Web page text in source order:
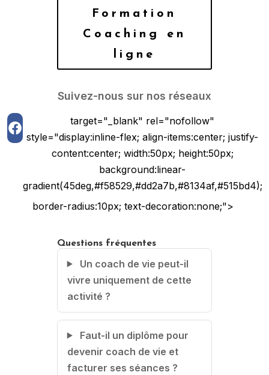
Formation
Coaching en
ligne
Suivez-nous sur nos réseaux
target="_blank" rel="nofollow"
style="display:inline-flex; align-items:center; justify-
content:center; width:50px; height:50px;
background:linear-
gradient(45deg,#f58529,#dd2a7b,#8134af,#515bd4);
border-radius:10px; text-decoration:none;">
Questions fréquentes
Un coach de vie peut-il
vivre uniquement de cette
activité ?
Faut-il un diplôme pour
devenir coach de vie et
facturer ses séances ?